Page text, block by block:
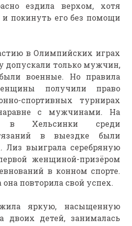
ездила верхом, хотя
и покинуть его без помощи
в Олимпийских играх
допускали только мужчин,
военные. Но правила
получили право
спортивных турнирах
с мужчинами. На
в Хельсинки среди
в выездке были
выиграла серебряную
женщиной-призёром
в конном спорте.
она повторила свой успех.
яркую, насыщенную
двоих детей, занималась